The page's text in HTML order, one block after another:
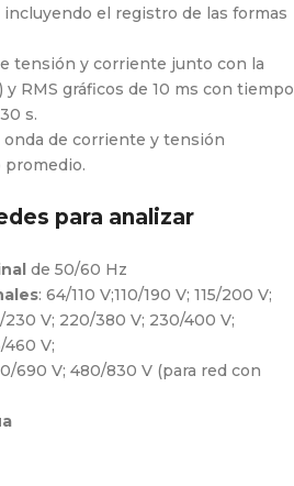
el registro de las formas
tensión y corriente junto con la
RMS gráficos de 10 ms con tiempo
s.
de corriente y tensión
promedio.
para analizar
de 50/60 Hz
: 64/110 V;110/190 V; 115/200 V;
230 V; 220/380 V; 230/400 V;
460 V;
690 V; 480/830 V (para red con